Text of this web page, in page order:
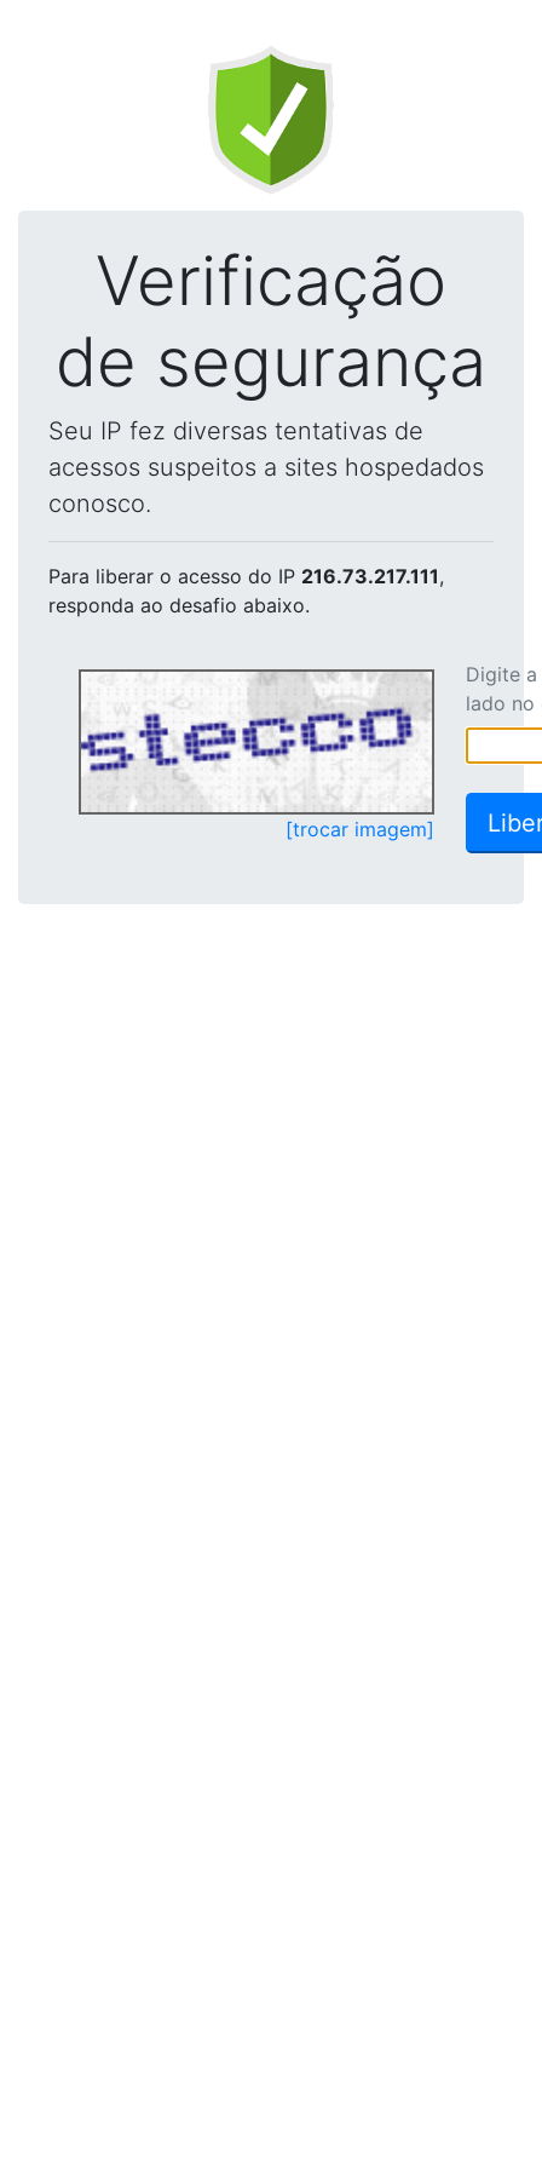
Verificação
de segurança
Seu IP fez diversas tentativas de
acessos suspeitos a sites hospedados
conosco.
Para liberar o acesso do IP 216.73.217.111,
responda ao desafio abaixo.
[trocar imagem]
Digite
lado no